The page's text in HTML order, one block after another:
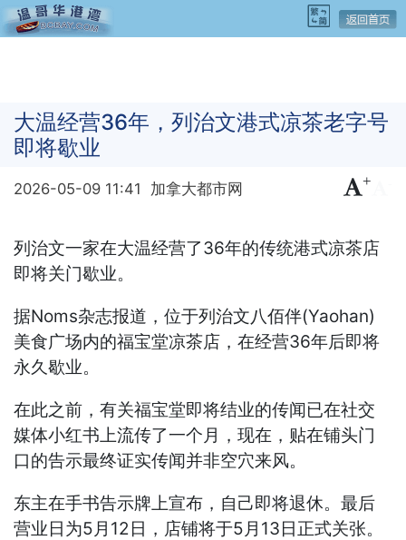
大温经营36年，列治文港式凉茶老字号
即将歇业
2026-05-09 11:41 加拿大都市网 +
列治文一家在大温经营了36年的传统港式凉茶店
即将关门歇业。
据Noms杂志报道，位于列治文八佰伴(Yaohan)
美食广场内的福宝堂凉茶店，在经营36年后即将
永久歇业。
在此之前，有关福宝堂即将结业的传闻已在社交
媒体小红书上流传了一个月，现在，贴在铺头门
口的告示最终证实传闻并非空穴来风。
东主在手书告示牌上宣布，自己即将退休。最后
营业日为5月12日，店铺将于5月13日正式关张。